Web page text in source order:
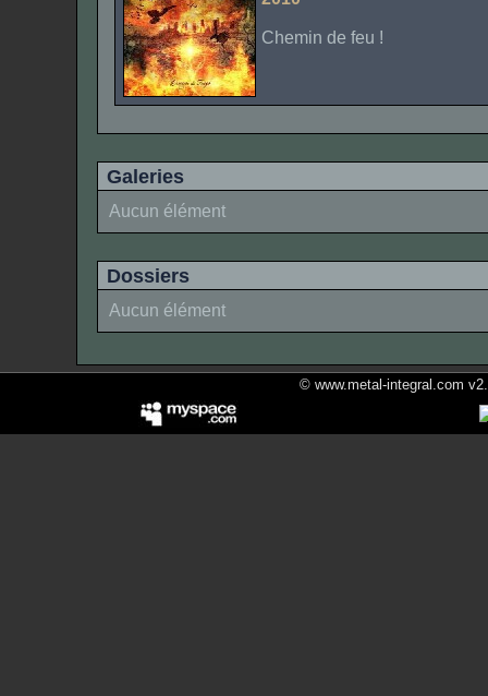
Chemin de feu !
Galeries
Aucun élément
Dossiers
Aucun élément
© www.metal-integral.com